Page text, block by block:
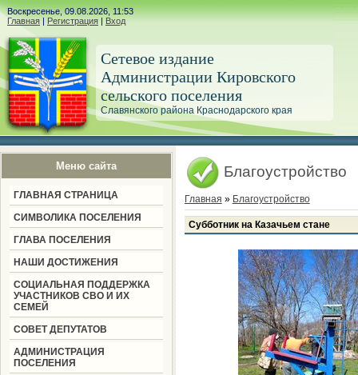
Воскресенье, 09.08.2026, 11:53
Главная | Регистрация | Вход
Сетевое издание
Администрации Кировского
сельского поселения
Славянского района Краснодарского края
Меню сайта
ГЛАВНАЯ СТРАНИЦА
СИМВОЛИКА ПОСЕЛЕНИЯ
ГЛАВА ПОСЕЛЕНИЯ
НАШИ ДОСТИЖЕНИЯ
СОЦИАЛЬНАЯ ПОДДЕРЖКА
УЧАСТНИКОВ СВО И ИХ
СЕМЕЙ
СОВЕТ ДЕПУТАТОВ
АДМИНИСТРАЦИЯ
ПОСЕЛЕНИЯ
Благоустройство
Главная » Благоустройство
Субботник на Казачьем стане